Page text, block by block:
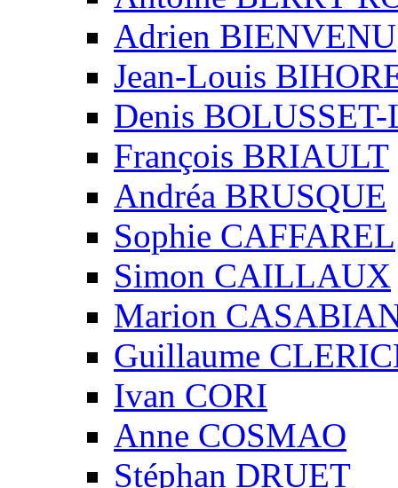
Adrien BIENVENU
Jean-Louis
Denis
François BRIAULT
Andréa BRUSQUE
Sophie CAFFAREL
Simon CAILLAUX
Marion
Guillaume
Ivan CORI
Anne COSMAO
Stéphan DRUET